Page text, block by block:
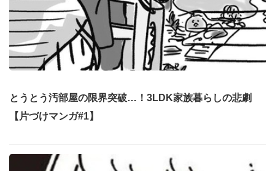
とうとう汚部屋の限界突破…！3LDK家族暮らしの悲劇
【片づけマンガ#1】